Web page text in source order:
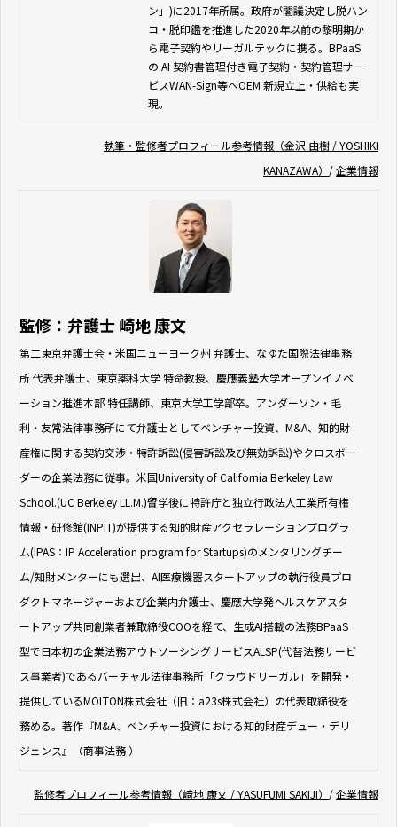
ン」)に2017年所属。政府が閣議決定し脱ハン
コ・脱印鑑を推進した2020年以前の黎明期か
ら電子契約やリーガルテックに携る。BPaaS
の AI 契約書管理付き電子契約・契約管理サー
ビスWAN-Sign等へOEM 新規立上・供給も実
現。
執筆・監修者プロフィール参考情報（金沢 由樹 / YOSHIKI
KANAZAWA） /企業情報
監修：弁護士 崎地 康文
第二東京弁護士会・米国ニューヨーク州 弁護士、なゆた国際法律事務
所 代表弁護士、東京薬科大学 特命教授、慶應義塾大学オープンイノベ
ーション推進本部 特任講師、東京大学工学部卒。アンダーソン・毛
利・友常法律事務所にて弁護士としてベンチャー投資、M&A、知的財
産権に関する契約交渉・特許訴訟(侵害訴訟及び無効訴訟)やクロスボー
ダーの企業法務に従事。米国University of California Berkeley Law
School.(UC Berkeley LL.M.)留学後に特許庁と独立行政法人工業所有権
情報・研修館(INPIT)が提供する知的財産アクセラレーションプログラ
ム(IPAS：IP Acceleration program for Startups)のメンタリングチー
ム/知財メンターにも選出、AI医療機器スタートアップの執行役員プロ
ダクトマネージャーおよび企業内弁護士、慶應大学発ヘルスケアスタ
ートアップ共同創業者兼取締役COOを経て、生成AI搭載の法務BPaaS
型で日本初の企業法務アウトソーシングサービスALSP(代替法務サービ
ス事業者)であるバーチャル法律事務所「クラウドリーガル」を開発・
提供しているMOLTON株式会社（旧：a23s株式会社）の代表取締役を
務める。著作『M&A、ベンチャー投資における知的財産デュー・デリ
ジェンス』（商事法務 ）
監修者プロフィール参考情報（﨑地 康文 / YASUFUMI SAKIJI） /企業情報